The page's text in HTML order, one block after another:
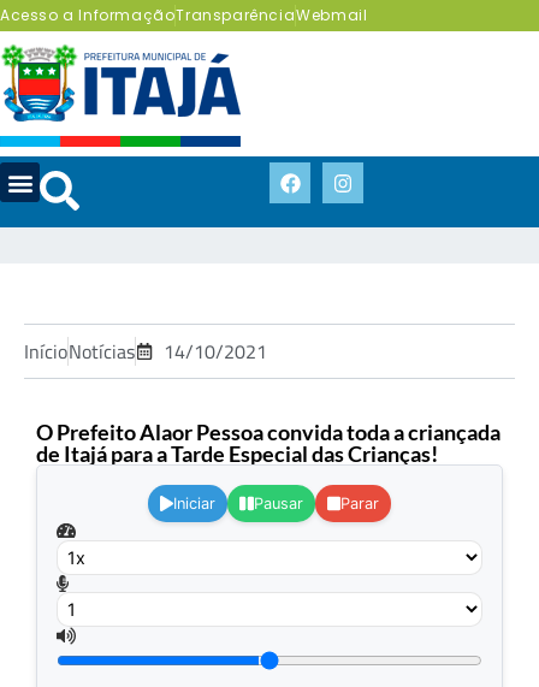
Acesso a InformaçãoTransparênciaWebmail
InícioNotícias 14/10/2021
O Prefeito Alaor Pessoa convida toda a criançada
de Itajá para a Tarde Especial das Crianças!
Iniciar Pausar Parar